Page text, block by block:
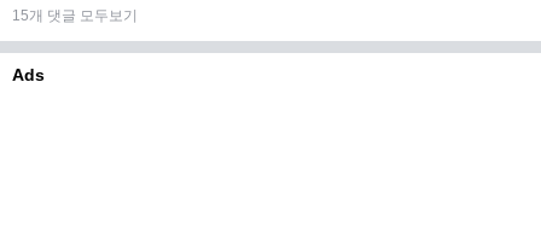
15개 댓글 모두보기
Ads